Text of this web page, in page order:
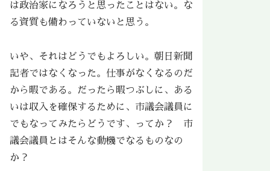
は政治家になろうと思ったことはない。な
る資質も備わっていないと思う。
いや、それはどうでもよろしい。朝日新聞
記者ではなくなった。仕事がなくなるのだ
から暇である。だったら暇つぶしに、ある
いは収入を確保するために、市議会議員に
でもなってみたらどうです、ってか？ 市
議会議員とはそんな動機でなるものなの
か？